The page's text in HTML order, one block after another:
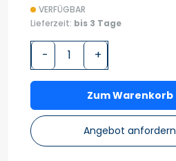
VERFÜGBAR
Lieferzeit: bis 3 Tage
- +
Zum Warenkorb
Angebot anfordern